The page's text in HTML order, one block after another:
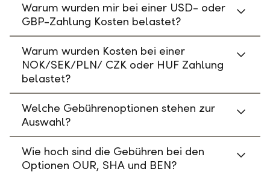
Warum wurden mir bei einer USD- oder
GBP-Zahlung Kosten belastet?
Warum wurden Kosten bei einer
NOK/SEK/PLN/ CZK oder HUF Zahlung
belastet?
Welche Gebührenoptionen stehen zur
Auswahl?
Wie hoch sind die Gebühren bei den
Optionen OUR, SHA und BEN?